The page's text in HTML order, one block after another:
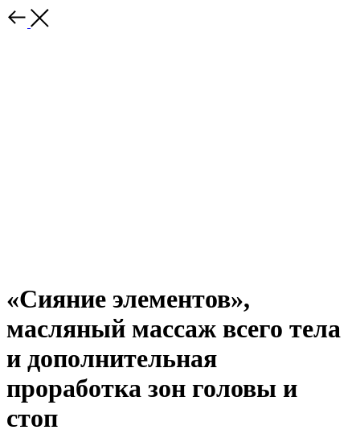
«Сияние элементов»,
масляный массаж всего тела
и дополнительная
проработка зон головы и
стоп